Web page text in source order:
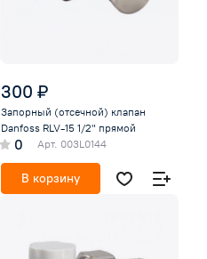
300 ₽
Запорный (отсечной) клапан
Danfoss RLV-15 1/2" прямой
0 Арт. 003L0144
В корзину